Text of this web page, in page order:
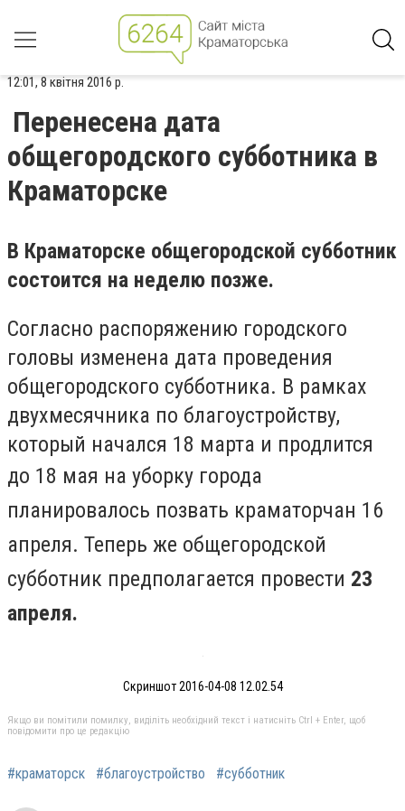
12:01, 8 квітня 2016 р.
Перенесена дата
общегородского субботника в
Краматорске
В Краматорске общегородской субботник
состоится на неделю позже.
Согласно распоряжению городского
головы изменена дата проведения
общегородского субботника. В рамках
двухмесячника по благоустройству,
который начался 18 марта и продлится
до 18 мая на уборку города
планировалось позвать краматорчан 16
апреля. Теперь же общегородской
субботник предполагается провести 23
апреля.
Скриншот 2016-04-08 12.02.54
Якщо ви помітили помилку, виділіть необхідний текст і натисніть Ctrl + Enter, щоб
повідомити про це редакцію
#краматорск #благоустройство #субботник